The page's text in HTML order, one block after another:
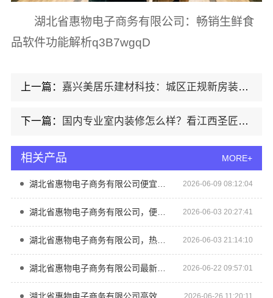
湖北省惠物电子商务有限公司：畅销生鲜食
品软件功能解析q3B7wgqD
上一篇： 嘉兴美居乐建材科技：城区正规新房装修报价
下一篇： 国内专业室内装修怎么样？看江西圣匠新型环保材料有限公司
相关产品 MORE+
湖北省惠物电子商务有限公司便宜数码家电平台好不好用 2026-06-09 08:12:04
湖北省惠物电子商务有限公司，便宜数码家电平台好不好探讨 2026-06-03 20:27:41
湖北省惠物电子商务有限公司，热门家居百货平台优势尽显 2026-06-03 21:14:10
湖北省惠物电子商务有限公司最新生鲜食品网站价格行情 2026-06-22 09:57:01
2026-06-26 11:20:11